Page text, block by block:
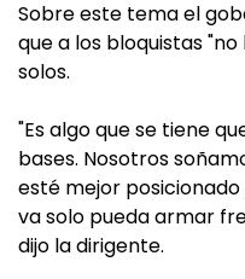
Sobre este tema el
que a los bloquistas
solos.
"Es algo que se tiene
bases. Nosotros
esté mejor
va solo pueda armar
dijo la dirigente.